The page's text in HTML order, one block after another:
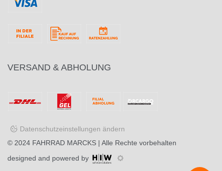
VERSAND & ABHOLUNG
Datenschutzeinstellungen ändern
© 2024 FAHRRAD MARCKS | Alle Rechte vorbehalten
designed and powered by